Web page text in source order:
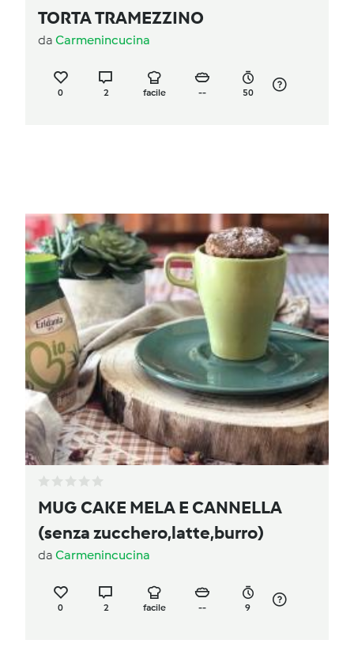
TORTA TRAMEZZINO
da Carmenincucina
0 2 facile -- 50
MUG CAKE MELA E CANNELLA
(senza zucchero,latte,burro)
da Carmenincucina
0 2 facile -- 9